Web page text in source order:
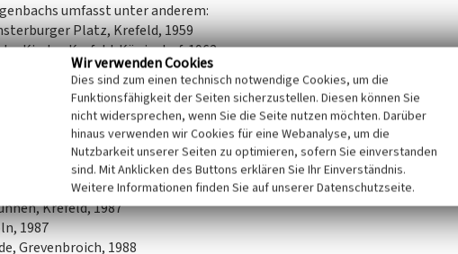
umfasst unter anderem:
Platz, Krefeld, 1959
Kinder, Krefeld-Königshof, 1962
vor der Zerstörung, Düsseldorf 1964
Tönisberg, 1984
Grevenbroich, 1986
Tönisberg, 1986
Tönisberg, 1986-1995
Kempen-Tönisberg
1987
Krefeld, 1987
1987
Grevenbroich, 1988
Wir verwenden Cookies
Dies sind zum einen technisch notwendige Cookies, um die
Funktionsfähigkeit der Seiten sicherzustellen. Diesen können Sie
nicht widersprechen, wenn Sie die Seite nutzen möchten. Darüber
hinaus verwenden wir Cookies für eine Webanalyse, um die
Nutzbarkeit unserer Seiten zu optimieren, sofern Sie einverstanden
sind. Mit Anklicken des Buttons erklären Sie Ihr Einverständnis.
Weitere Informationen finden Sie auf unserer Datenschutzseite.